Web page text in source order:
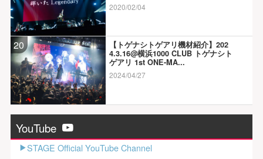
2020/02/04
20
【トゲナシトゲアリ機材紹介】202
4.3.16@横浜1000 CLUB トゲナシト
ゲアリ 1st ONE-MA...
2024/04/27
YouTube
STAGE Official YouTube Channel